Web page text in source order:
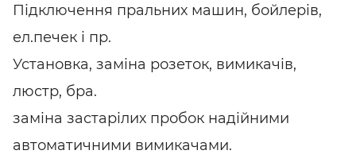
Підключення пральних машин, бойлерів,
ел.печек і пр.
Установка, заміна розеток, вимикачів,
люстр, бра.
заміна застарілих пробок надійними
автоматичними вимикачами.